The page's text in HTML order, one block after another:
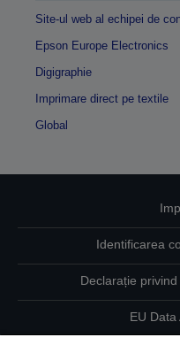
Site-ul web al echipei de
Epson Europe Electronics
Digigraphie
Imprimare direct pe textile
Global
Identificarea
Declarație
EU Data